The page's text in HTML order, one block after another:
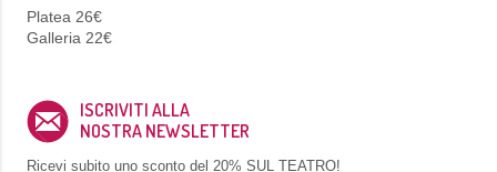
Platea 26€
Galleria 22€
ISCRIVITI ALLA
NOSTRA NEWSLETTER
Ricevi subito uno sconto del 20% SUL TEATRO!